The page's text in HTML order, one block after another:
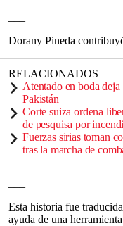
Dorany Pineda
RELACIONADOS
Atentado en boda
Pakistán
Corte suiza ordena
de pesquisa por
Fuerzas sirias toman
tras la marcha de
Esta historia fue
ayuda de una